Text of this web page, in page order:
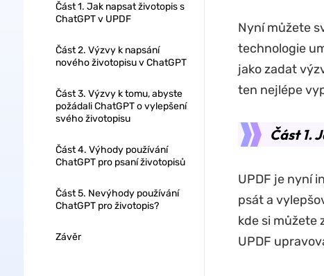
Část 1. Jak napsat životopis s
ChatGPT v UPDF
Část 2. Výzvy k napsání
nového životopisu v ChatGPT
Část 3. Výzvy k tomu, abyste
požádali ChatGPT o vylepšení
svého životopisu
Část 4. Výhody používání
ChatGPT pro psaní životopisů
Část 5. Nevýhody používání
ChatGPT pro životopis?
Závěr
Nyní můžete
technologie
jako zadat
ten nejlépe
Část 1.
UPDF je nyní
psát a
kde si můžete
UPDF